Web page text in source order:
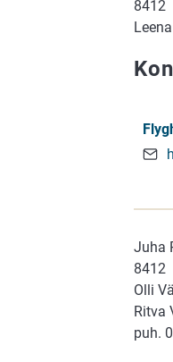
8412
Juha
8412
Olli
Ritva
puh.